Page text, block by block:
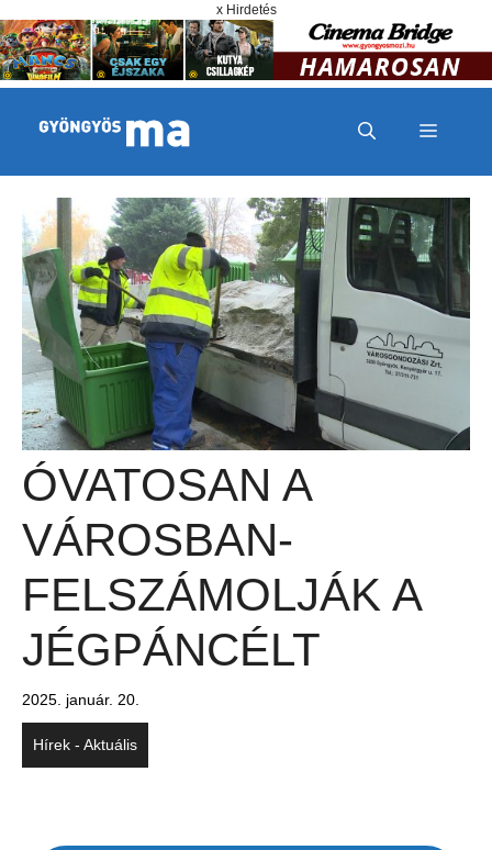
x Hirdetés
MENÜ
ÓVATOSAN A
VÁROSBAN-
FELSZÁMOLJÁK A
JÉGPÁNCÉLT
2025. január. 20.
Hírek - Aktuális